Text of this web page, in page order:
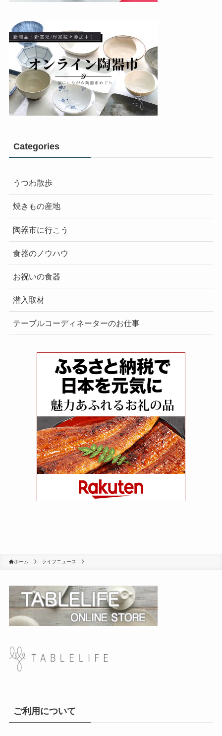
Categories
うつわ散歩
焼きもの産地
陶器市に行こう
食器のノウハウ
お祝いの食器
潜入取材
テーブルコーディネーターのお仕事
ホーム ライフニュース
ご利用について